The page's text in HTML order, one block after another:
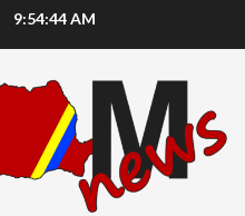
9:54:45 AM